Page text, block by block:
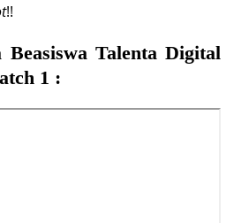
!!
Talenta Digital
1 :